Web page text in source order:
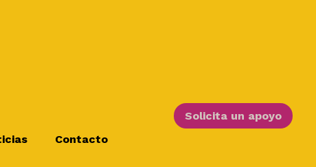
Contacto
Solicita un apoyo